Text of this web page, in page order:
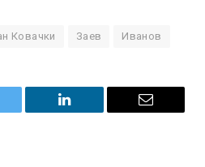
Ковачки Заев Иванов
LinkedIn Email